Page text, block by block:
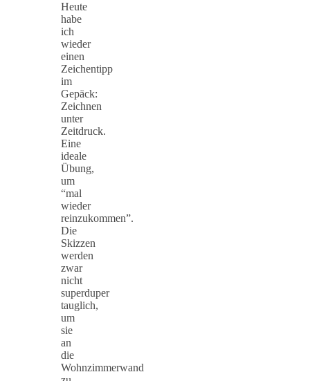
Heute
habe
ich
wieder
einen
Zeichentipp
im
Gepäck:
Zeichnen
unter
Zeitdruck.
Eine
ideale
Übung,
um
“mal
wieder
reinzukommen”.
Die
Skizzen
werden
zwar
nicht
superduper
tauglich,
um
sie
an
die
Wohnzimmerwand